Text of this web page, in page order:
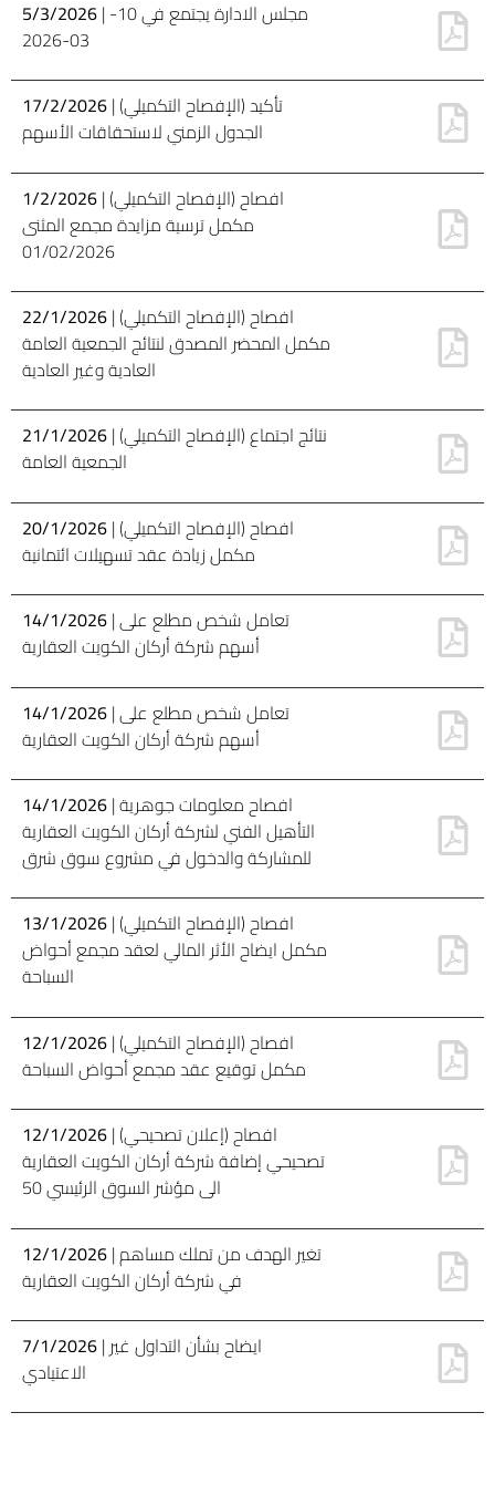
5/3/2026| مجلس الادارة يجتمع في 10-
03-2026
17/2/2026| (الإفصاح التكميلي) تأكيد
الجدول الزمني لاستحقاقات الأسهم
1/2/2026| (الإفصاح التكميلي) افصاح
مكمل ترسية مزايدة مجمع المثنى
01/02/2026
22/1/2026| (الإفصاح التكميلي) افصاح
مكمل المحضر المصدق لنتائج الجمعية العامة
العادية وغير العادية
21/1/2026| (الإفصاح التكميلي) نتائج اجتماع
الجمعية العامة
20/1/2026| (الإفصاح التكميلي) افصاح
مكمل زيادة عقد تسهيلات ائتمانية
14/1/2026| تعامل شخص مطلع على
أسهم شركة أركان الكويت العقارية
14/1/2026| تعامل شخص مطلع على
أسهم شركة أركان الكويت العقارية
14/1/2026| افصاح معلومات جوهرية
التأهيل الفني لشركة أركان الكويت العقارية
للمشاركة والدخول في مشروع سوق شرق
13/1/2026| (الإفصاح التكميلي) افصاح
مكمل ايضاح الأثر المالي لعقد مجمع أحواض
السباحة
12/1/2026| (الإفصاح التكميلي) افصاح
مكمل توقيع عقد مجمع أحواض السباحة
12/1/2026| (إعلان تصحيحي) افصاح
تصحيحي إضافة شركة أركان الكويت العقارية
الى مؤشر السوق الرئيسي 50
12/1/2026| تغير الهدف من تملك مساهم
في شركة أركان الكويت العقارية
7/1/2026| ايضاح بشأن التداول غير